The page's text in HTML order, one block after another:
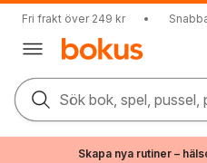
Fri frakt över 249 kr •
Sök bok, spel, pussel,
Skapa nya rutiner –